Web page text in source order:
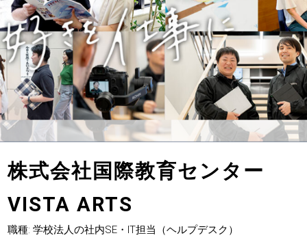
株式会社国際教育センター
VISTA ARTS
職種: 学校法人の社内SE・IT担当（ヘルプデスク）